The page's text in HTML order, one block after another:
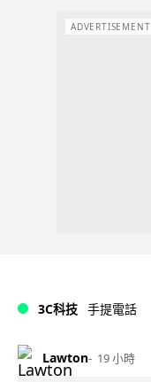
ADVERTISEMENT
3C科技 手提電話
Lawton 19 小時